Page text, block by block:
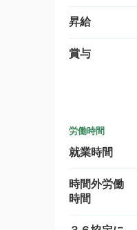
昇給
賞与
労働時間
就業時間
時間外労働
時間